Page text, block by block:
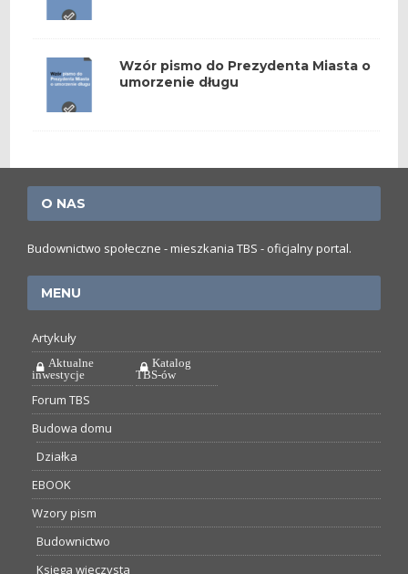
Wzór pismo do Prezydenta Miasta o
umorzenie długu
O NAS
Budownictwo społeczne - mieszkania TBS - oficjalny portal.
MENU
Artykuły
Aktualne
inwestycje
Katalog
TBS-ów
Forum TBS
Budowa domu
Działka
EBOOK
Wzory pism
Budownictwo
Księga wieczysta